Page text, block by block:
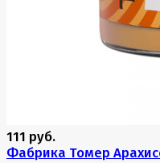
111 руб.
Фабрика Томер